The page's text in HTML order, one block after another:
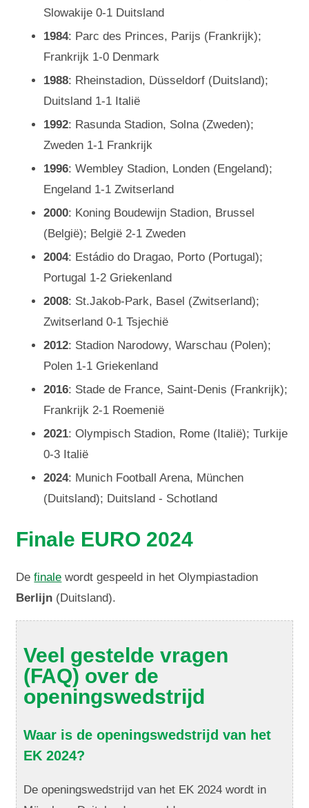
Slowakije 0-1 Duitsland
1984: Parc des Princes, Parijs (Frankrijk);
Frankrijk 1-0 Denmark
1988: Rheinstadion, Düsseldorf (Duitsland);
Duitsland 1-1 Italië
1992: Rasunda Stadion, Solna (Zweden);
Zweden 1-1 Frankrijk
1996: Wembley Stadion, Londen (Engeland);
Engeland 1-1 Zwitserland
2000: Koning Boudewijn Stadion, Brussel
(België); België 2-1 Zweden
2004: Estádio do Dragao, Porto (Portugal);
Portugal 1-2 Griekenland
2008: St.Jakob-Park, Basel (Zwitserland);
Zwitserland 0-1 Tsjechië
2012: Stadion Narodowy, Warschau (Polen);
Polen 1-1 Griekenland
2016: Stade de France, Saint-Denis (Frankrijk);
Frankrijk 2-1 Roemenië
2021: Olympisch Stadion, Rome (Italië); Turkije
0-3 Italië
2024: Munich Football Arena, München
(Duitsland); Duitsland - Schotland
Finale EURO 2024
Definale wordt gespeeld in het Olympiastadion
Berlijn (Duitsland).
Veel gestelde vragen
(FAQ) over de
openingswedstrijd
Waar is de openingswedstrijd van het
EK 2024?
De openingswedstrijd van het EK 2024 wordt in